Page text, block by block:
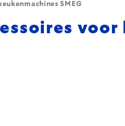
SMEG
voor